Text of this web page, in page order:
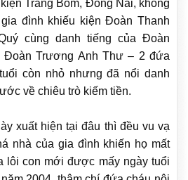
Trảng Bom, Đồng Nai, không
đình khiếu kiện Đoàn Thanh
cùng danh tiếng của Đoàn
Trương Anh Thư – 2 đứa
còn nhỏ nhưng đã nổi danh
về chiêu trò kiếm tiền.
xuất hiện tại đâu thì đều vu vạ
nhà của gia đình khiến họ mất
lôi con mới được mấy ngày tuổi